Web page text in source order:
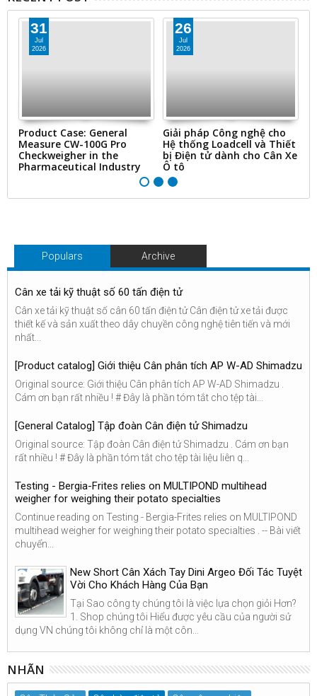
31
Jul
2026
Product Case: General
Measure CW-100G Pro
Checkweigher in the
Pharmaceutical Industry
26
Jul
2026
Giải pháp Công nghệ cho
Hệ thống Loadcell và Thiết
bị Điện tử dành cho Cân Xe
Ô tô
Populars Archive
Cân xe tải kỹ thuật số 60 tấn điện tử
Cân xe tải kỹ thuật số cân 60 tấn điện tử Cân điện tử xe tải được
thiết kế và sản xuất theo dây chuyền công nghệ tiên tiến và mới
nhất...
[Product catalog] Giới thiệu Cân phân tích AP W-AD Shimadzu
Original source: Giới thiệu Cân phân tích AP W-AD Shimadzu .
Cám ơn bạn rất nhiều ! # Đây là phần tóm tắt cho tệp tài...
[General Catalog] Tập đoàn Cân điện tử Shimadzu
Original source: Tập đoàn Cân điện tử Shimadzu . Cám ơn bạn
rất nhiều ! # Đây là phần tóm tắt cho tệp tài liệu liên q...
Testing - Bergia-Frites relies on MULTIPOND multihead
weigher for weighing their potato specialties
Continue reading on Testing - Bergia-Frites relies on MULTIPOND
multihead weigher for weighing their potato specialties . -- Bài viết
chuyển...
New Short Cân Xách Tay Dini Argeo Đối Tác Tuyệt
Vời Cho Khách Hàng Của Bạn
Tại Sao công ty chúng tôi là việc lựa chọn giỏi Hơn?
1. Shop chúng tôi Hiểu được yêu cầu của người sử
dụng VN chúng tôi không chỉ là một côn...
NHÃN